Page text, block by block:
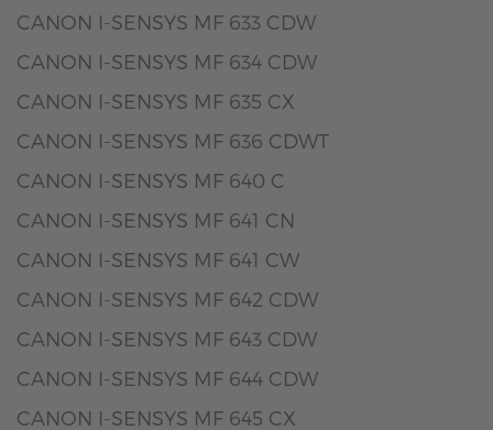
CANON I-SENSYS MF 633 CDW
CANON I-SENSYS MF 634 CDW
CANON I-SENSYS MF 635 CX
CANON I-SENSYS MF 636 CDWT
CANON I-SENSYS MF 640 C
CANON I-SENSYS MF 641 CN
CANON I-SENSYS MF 641 CW
CANON I-SENSYS MF 642 CDW
CANON I-SENSYS MF 643 CDW
CANON I-SENSYS MF 644 CDW
CANON I-SENSYS MF 645 CX